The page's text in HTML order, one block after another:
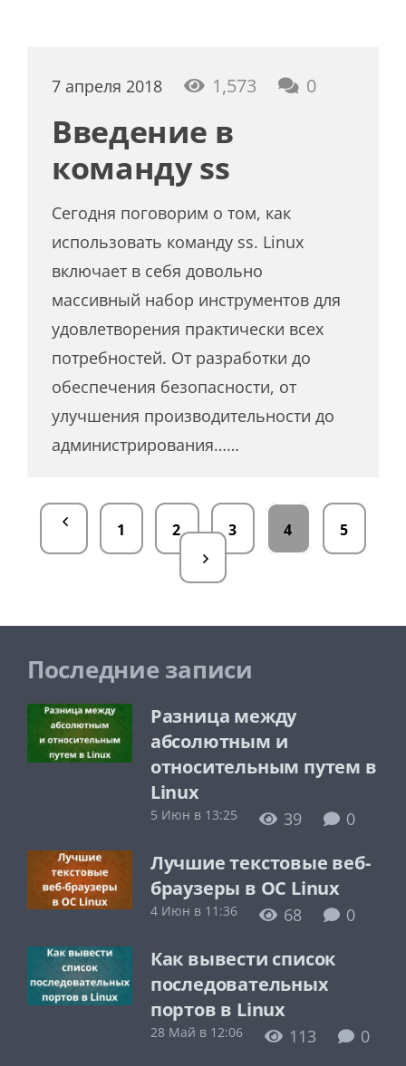
7 апреля 2018 1,573 0
Введение в
команду ss
Сегодня поговорим о том, как
использовать команду ss. Linux
включает в себя довольно
массивный набор инструментов для
удовлетворения практически всех
потребностей. От разработки до
обеспечения безопасности, от
улучшения производительности до
администрирования……
1 2 3 4 5
Последние записи
Разница между
абсолютным и
относительным путем в
Linux
5 Июн в 13:25 39 0
Лучшие текстовые веб-
браузеры в ОС Linux
4 Июн в 11:36 68 0
Как вывести список
последовательных
портов в Linux
28 Май в 12:06 113 0